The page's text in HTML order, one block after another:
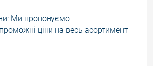
Ми пропонуємо
ціни на весь асортимент